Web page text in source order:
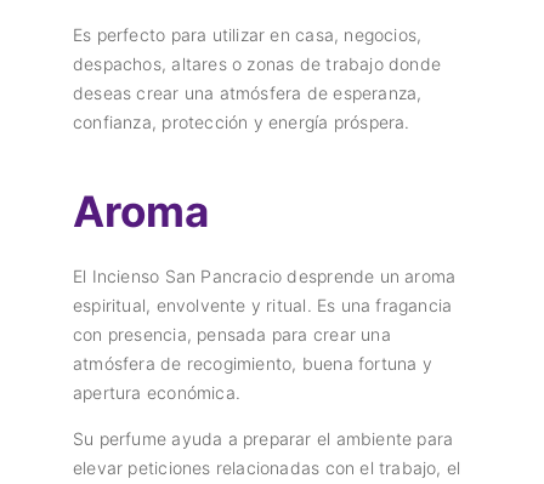
Es perfecto para utilizar en casa, negocios,
despachos, altares o zonas de trabajo donde
deseas crear una atmósfera de esperanza,
confianza, protección y energía próspera.
Aroma
El Incienso San Pancracio desprende un aroma
espiritual, envolvente y ritual. Es una fragancia
con presencia, pensada para crear una
atmósfera de recogimiento, buena fortuna y
apertura económica.
Su perfume ayuda a preparar el ambiente para
elevar peticiones relacionadas con el trabajo, el